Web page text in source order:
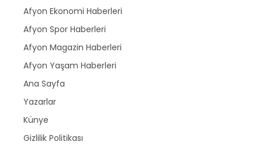
Afyon Ekonomi Haberleri
Afyon Spor Haberleri
Afyon Magazin Haberleri
Afyon Yaşam Haberleri
Ana Sayfa
Yazarlar
Künye
Gizlilik Politikası